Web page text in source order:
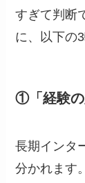
すぎて判断
に、以下の
①「経験の
長期インタ
分かれます